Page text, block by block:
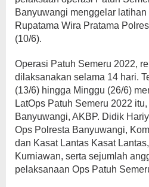
Banyuwangi menggelar
Rupatama Wira Pratama
(10/6).
Operasi Patuh Semeru 2022,
dilaksanakan selama 14 hari.
(13/6) hingga Minggu (26/6)
LatOps Patuh Semeru 2022
Banyuwangi, AKBP. Didik
Ops Polresta Banyuwangi,
dan Kasat Lantas Kasat
Kurniawan, serta sejumlah
pelaksanaan Ops Patuh